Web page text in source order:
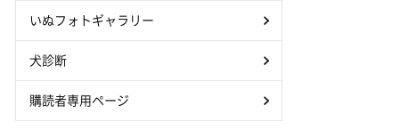
いぬフォトギャラリー
犬診断
購読者専用ページ